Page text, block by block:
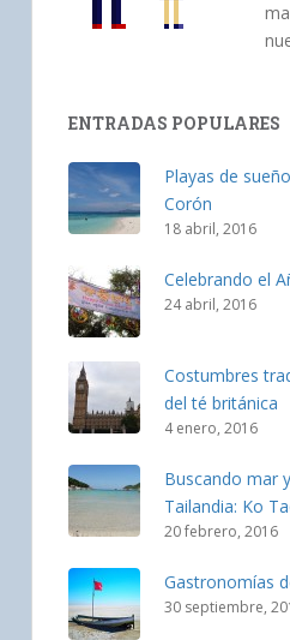
ENTRADAS POPULARES
Playas de
Corón
18 abril, 2016
Celebrando el
24 abril, 2016
Costumbres
del té británica
4 enero, 2016
Buscando mar
Tailandia: Ko
20 febrero, 2016
Gastronomías
30 septiembre,